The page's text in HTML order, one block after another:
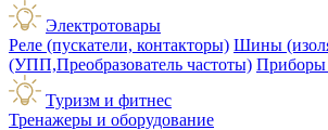
Электротовары
Реле (пускатели, контакторы) Шины
(УПП,Преобразователь частоты) Приборы
Туризм и фитнес
Тренажеры и оборудование